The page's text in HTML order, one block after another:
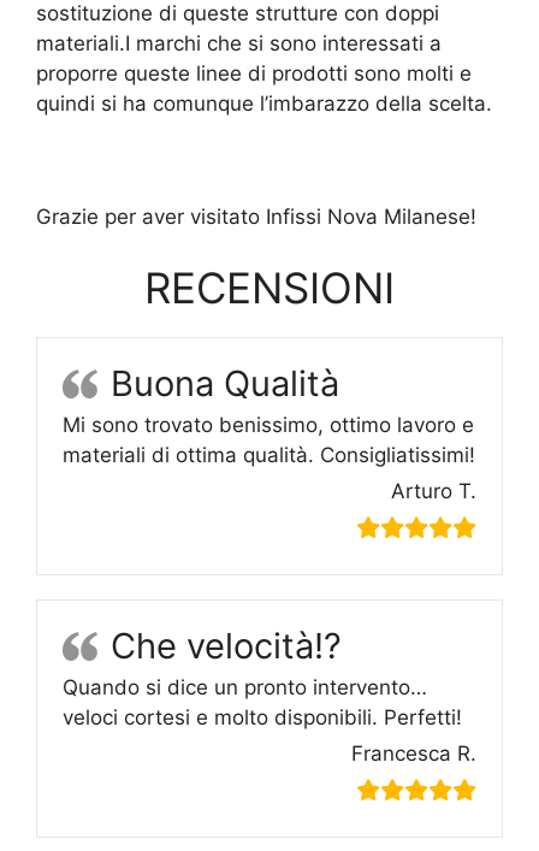
sostituzione di queste strutture con doppi
materiali.I marchi che si sono interessati a
proporre queste linee di prodotti sono molti e
quindi si ha comunque l’imbarazzo della scelta.
Grazie per aver visitato Infissi Nova Milanese!
RECENSIONI
Buona Qualità
Mi sono trovato benissimo, ottimo lavoro e
materiali di ottima qualità. Consigliatissimi!
Arturo T.
Che velocità!?
Quando si dice un pronto intervento…
veloci cortesi e molto disponibili. Perfetti!
Francesca R.